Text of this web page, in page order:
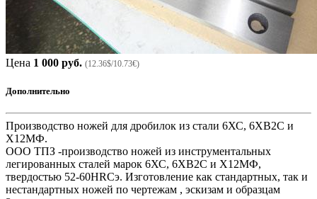
Цена 1 000 руб. (12.36$/10.73€)
Дополнительно
Производство ножей для дробилок из стали 6ХС, 6ХВ2С и
Х12МФ.
ООО ТПЗ -производство ножей из инструментальных
легированных сталей марок 6ХС, 6ХВ2С и Х12МФ,
твердостью 52-60HRCэ. Изготовление как стандартных, так и
нестандартных ножей по чертежам , эскизам и образцам